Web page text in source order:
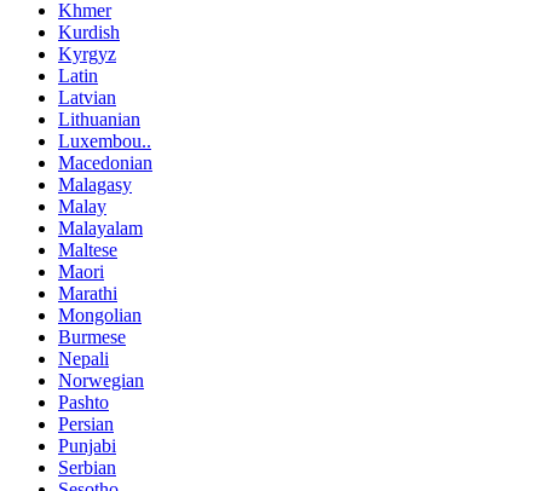
Khmer
Kurdish
Kyrgyz
Latin
Latvian
Lithuanian
Luxembou..
Macedonian
Malagasy
Malay
Malayalam
Maltese
Maori
Marathi
Mongolian
Burmese
Nepali
Norwegian
Pashto
Persian
Punjabi
Serbian